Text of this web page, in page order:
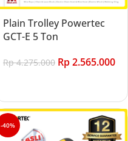
Plain Trolley Powertec
GCT-E 5 Ton
Rp4.275.000 Rp2.565.000
-40%